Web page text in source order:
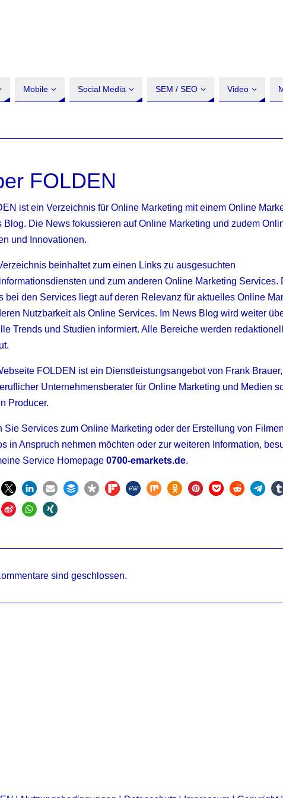
Mobile Social Media SEM / SEO Video
FOLDEN
ist ein Verzeichnis für Online Marketing mit einem Online
Blog. Die News fokussieren auf Online Marketing und zudem
und Innovationen.
beinhaltet zum einen Links zu ausgesuchten
und zum anderen Online Marketing Services.
bei den Services liegt auf deren Relevanz für aktuelles Online
Nutzbarkeit als Online Services. Im News Blog wird weiter
Trends und Studien informiert. Alle Bereiche werden redaktionell
FOLDEN ist ein Dienstleistungsangebot von Frank Brauer,
Unternehmensberater für Online Marketing und Medien
Producer.
Sie Services zum Online Marketing oder der Erstellung von
in Anspruch nehmen möchten oder zur weiteren Information,
Service Homepage 0700-emarkets.de.
sind geschlossen.